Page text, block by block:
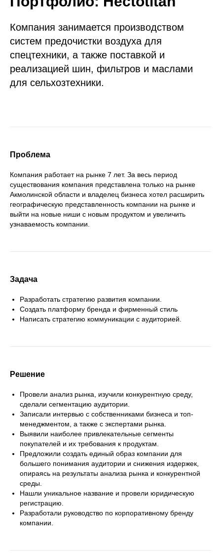
Компания занимается производством
систем предочистки воздуха для
спецтехники, а также поставкой и
реализацией шин, фильтров и маслами
для сельхозтехники.
Проблема
Компания работает на рынке 7 лет. За весь период
существования компания представлена только на рынке
Акмолинской области и владелец бизнеса хотел расширить
географическую представленность компании на рынке и
выйти на новые ниши с новым продуктом и увеличить
узнаваемость компании.
Задача
Разработать стратегию развития компании.
Создать платформу бренда и фирменный стиль
Написать стратегию коммуникации с аудиторией.
Решение
Провели анализ рынка, изучили конкурентную среду,
сделали сегментацию аудитории.
Записали интервью с собственниками бизнеса и топ-
менеджментом, а также с экспертами рынка.
Выявили наиболее привлекательные сегменты
покупателей и их требования к продуктам.
Предложили создать единый образ компании для
большего понимания аудитории и снижения издержек,
опираясь на результаты анализа рынка и конкурентной
среды.
Нашли уникальное название и провели юридическую
регистрацию.
Разработали руководство по корпоративному бренду
компании.